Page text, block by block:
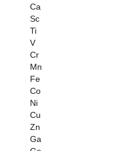
Ca
Sc
Ti
V
Cr
Mn
Fe
Co
Ni
Cu
Zn
Ga